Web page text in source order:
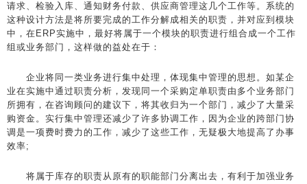
请求、检验入库、通知财务付款、供应商管理这几个工作等。系统的
这种设计方法是将所要完成的工作分解成相关的职责，并对应到模块
中，在ERP实施中，最好将属于一个模块的职责进行组合成一个工作
组或业务部门，这样做的益处在于：
企业将同一类业务进行集中处理，体现集中管理的思想。如某企
业在实施中通过职责分析，发现同一个采购定单职责由多个业务部门
所拥有，在咨询顾问的建议下，将其收归为一个部门，减少了大量采
购资金。实行集中管理还减少了许多协调工作，因为企业的跨部门协
调是一项费时费力的工作，减少了这些工作，无疑极大地提高了办事
效率;
将属于库存的职责从原有的职能部门分离出去，有利于加强业务